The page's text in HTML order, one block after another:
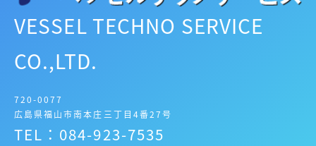
VESSEL TECHNO SERVICE
CO.,LTD.
720-0077
広島県福山市南本庄三丁目4番27号
TEL：084-923-7535